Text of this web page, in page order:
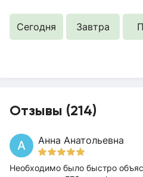
Сегодня Завтра
Отзывы (214)
А Анна Анатольевна
Необходимо было быстро